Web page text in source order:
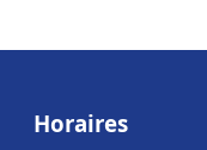
Horaires